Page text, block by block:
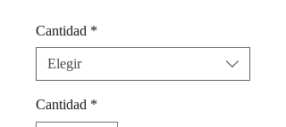
Cantidad *
Elegir
Cantidad *